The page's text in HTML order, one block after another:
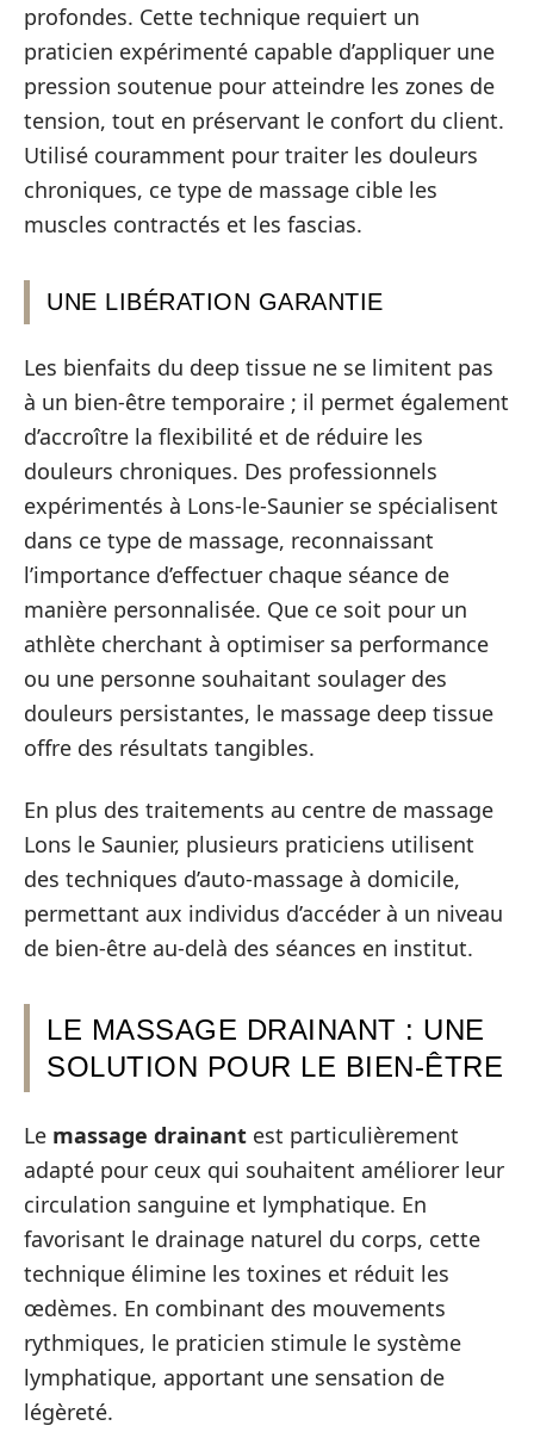
profondes. Cette technique requiert un
praticien expérimenté capable d’appliquer une
pression soutenue pour atteindre les zones de
tension, tout en préservant le confort du client.
Utilisé couramment pour traiter les douleurs
chroniques, ce type de massage cible les
muscles contractés et les fascias.
UNE LIBÉRATION GARANTIE
Les bienfaits du deep tissue ne se limitent pas
à un bien-être temporaire ; il permet également
d’accroître la flexibilité et de réduire les
douleurs chroniques. Des professionnels
expérimentés à Lons-le-Saunier se spécialisent
dans ce type de massage, reconnaissant
l’importance d’effectuer chaque séance de
manière personnalisée. Que ce soit pour un
athlète cherchant à optimiser sa performance
ou une personne souhaitant soulager des
douleurs persistantes, le massage deep tissue
offre des résultats tangibles.
En plus des traitements au centre de massage
Lons le Saunier, plusieurs praticiens utilisent
des techniques d’auto-massage à domicile,
permettant aux individus d’accéder à un niveau
de bien-être au-delà des séances en institut.
LE MASSAGE DRAINANT : UNE
SOLUTION POUR LE BIEN-ÊTRE
Le massage drainant est particulièrement
adapté pour ceux qui souhaitent améliorer leur
circulation sanguine et lymphatique. En
favorisant le drainage naturel du corps, cette
technique élimine les toxines et réduit les
œdèmes. En combinant des mouvements
rythmiques, le praticien stimule le système
lymphatique, apportant une sensation de
légèreté.